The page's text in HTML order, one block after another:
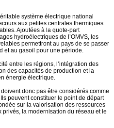
système électrique national
aux petites centrales thermiques
Ajoutées à la quote-part
hydroélectriques de l’OMVS, les
permettront au pays de se passer
et au gasoil pour une période.
entre les régions, l’intégration des
des capacités de production et la
énergie électrique.
doivent donc pas être considérés comme
peuvent constituer le point de départ
sur la valorisation des ressources
la modernisation du réseau et le